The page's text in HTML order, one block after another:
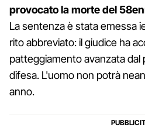
provocato la morte del
La sentenza è stata emessa
rito abbreviato: il giudice ha
patteggiamento avanzata dal
difesa. L'uomo non potrà
anno.